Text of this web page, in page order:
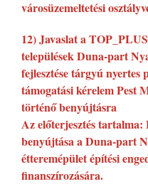
városüzemeltetési
12) Javaslat a
települések Duna-part
fejlesztése tárgyú nyertes
támogatási kérelem Pest
történő benyújtásra
Az előterjesztés tartalma:
benyújtása a Duna-part
étteremépület építési
finanszírozására.